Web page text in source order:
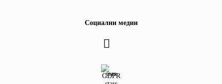
Социални медии
GDPR